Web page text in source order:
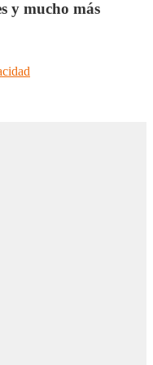
y mucho más